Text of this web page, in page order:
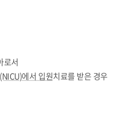
로서
에서 입원치료를 받은 경우